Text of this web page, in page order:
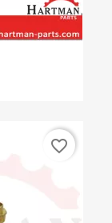
favorite_border